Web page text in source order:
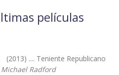
películas
(2013) .... Teniente Republicano
Michael Radford